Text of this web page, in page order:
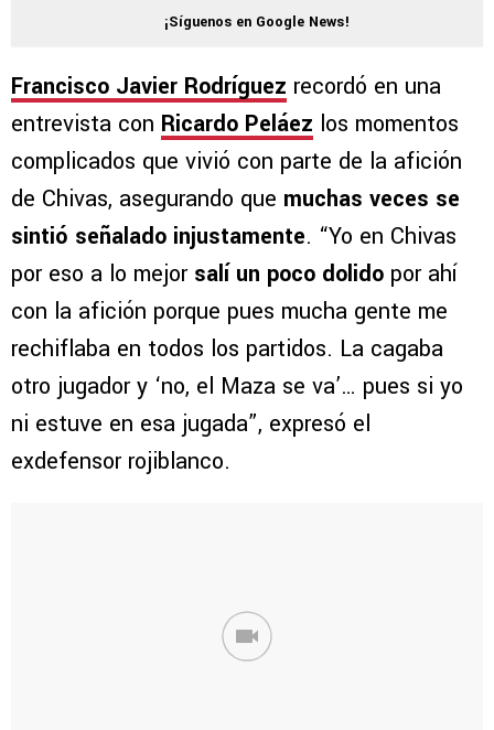
¡Síguenos en Google News!
Francisco Javier Rodríguez recordó en una
entrevista con Ricardo Peláez los momentos
complicados que vivió con parte de la afición
de Chivas, asegurando que muchas veces se
sintió señalado injustamente. “Yo en Chivas
por eso a lo mejor salí un poco dolido por ahí
con la afición porque pues mucha gente me
rechiflaba en todos los partidos. La cagaba
otro jugador y ‘no, el Maza se va’… pues si yo
ni estuve en esa jugada”, expresó el
exdefensor rojiblanco.